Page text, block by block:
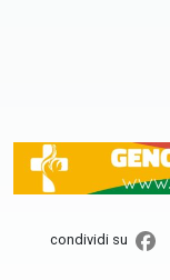
condividi su